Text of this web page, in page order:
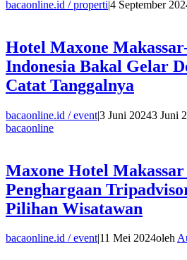
bacaonline.id / properti|4 September
Hotel Maxone
Indonesia Bakal Gelar
Catat Tanggalnya
bacaonline.id / event|3 Juni 20243 Juni
bacaonline
Maxone Hotel
Penghargaan
Pilihan Wisatawan
bacaonline.id / event|11 Mei 2024oleh